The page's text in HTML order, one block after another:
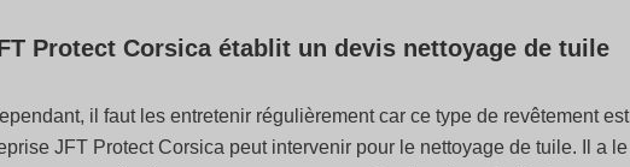
Protect Corsica établit un devis nettoyage de tuile
il faut les entretenir régulièrement car ce type de revêtement est
JFT Protect Corsica peut intervenir pour le nettoyage de tuile. Il a le